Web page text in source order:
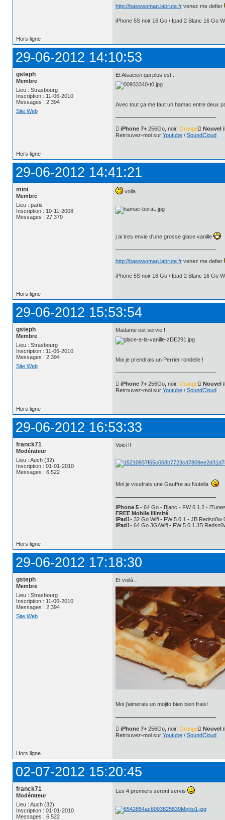
http://basswoman.labrute.frvenez me defier
iPhone 5S noir 16 Go / Ipad 2 Blanc 16 Go
Hors ligne
29-06-2012 14:10:53
gsteph
Membre
Lieu : Strasbourg
Inscription : 11-06-2010
Messages : 2 394
Site Web
Et Alsacien qui plus est :
Avec tout ça me faut un hamac entre deux
 iPhone 7+256Go, noir, Orange Nouvel
Retrouvez-moi sur Youtube/ SoundCloud
Hors ligne
29-06-2012 14:41:21
mini
Membre
Lieu : paris
Inscription : 10-11-2008
Messages : 27 379
voila
j ai tres envie d'une grosse glace vanille
http://basswoman.labrute.frvenez me defier
iPhone 5S noir 16 Go / Ipad 2 Blanc 16 Go
Hors ligne
29-06-2012 15:53:54
gsteph
Membre
Lieu : Strasbourg
Inscription : 11-06-2010
Messages : 2 394
Site Web
Madame est servie !
Moi je prendrais un Perrier rondelle !
 iPhone 7+256Go, noir, Orange Nouvel
Retrouvez-moi sur Youtube/ SoundCloud
Hors ligne
29-06-2012 16:53:33
franck71
Modérateur
Lieu : Auch (32)
Inscription : 01-01-2010
Messages : 6 522
Voici !!
Moi je voudrais une Gauffre au Nutella
iPhone 5- 64 Go - Blanc - FW 6.1.2 -
FREE Mobile Illimité
iPad1 - 32 Go Wifi - FW 5.0.1 - JB Redsn0w
iPad1 - 64 Go 3G/Wifi - FW 5.0.1 JB
Hors ligne
29-06-2012 17:18:30
gsteph
Membre
Lieu : Strasbourg
Inscription : 11-06-2010
Messages : 2 394
Site Web
Et voilà...
Moi j'aimerais un mojito bien bien frais!
 iPhone 7+256Go, noir, Orange Nouvel
Retrouvez-moi sur Youtube/ SoundCloud
Hors ligne
02-07-2012 15:20:45
franck71
Modérateur
Lieu : Auch (32)
Inscription : 01-01-2010
Messages : 6 522
Les 4 premiers seront servis